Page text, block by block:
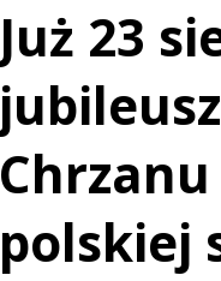
Już 23
polskiej